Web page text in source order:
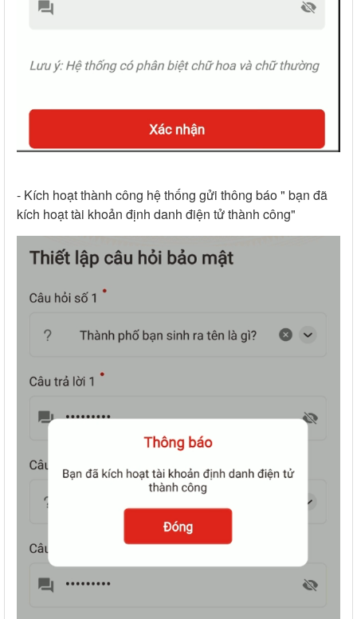
- Kích hoạt thành công hệ thống gửi thông báo " bạn đã
kích hoạt tài khoản định danh điện tử thành công"